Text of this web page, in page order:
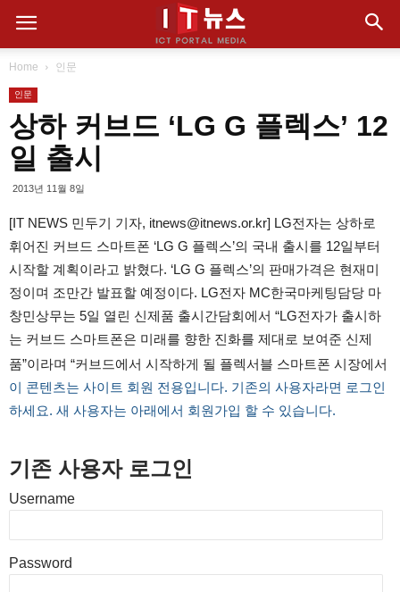
Home 인문
인문
상하 커브드 ‘LG G 플렉스’ 12
일 출시
2013년 11월 8일
[IT NEWS 민두기 기자, itnews@itnews.or.kr] LG전자는 상하로
휘어진 커브드 스마트폰 ‘LG G 플렉스’의 국내 출시를 12일부터
시작할 계획이라고 밝혔다. ‘LG G 플렉스’의 판매가격은 현재미
정이며 조만간 발표할 예정이다. LG전자 MC한국마케팅담당 마
창민상무는 5일 열린 신제품 출시간담회에서 “LG전자가 출시하
는 커브드 스마트폰은 미래를 향한 진화를 제대로 보여준 신제
품”이라며 “커브드에서 시작하게 될 플렉서블 스마트폰 시장에서
이 콘텐츠는 사이트 회원 전용입니다. 기존의 사용자라면 로그인
하세요. 새 사용자는 아래에서 회원가입 할 수 있습니다.
기존 사용자 로그인
Username
Password